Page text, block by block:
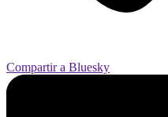
Compartir a Bluesky